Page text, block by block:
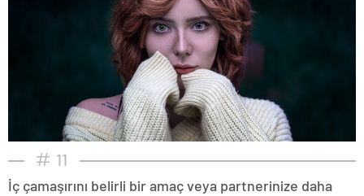
11
İç çamaşırını belirli bir amaç veya partnerinize daha